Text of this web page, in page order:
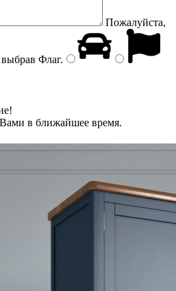
Пожалуйста,
Флаг.
в ближайшее время.